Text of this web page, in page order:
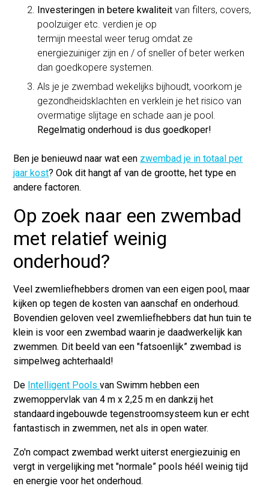
Investeringen in betere kwaliteit van filters, covers,
poolzuiger etc. verdien je op
termijn meestal weer terug omdat ze
energiezuiniger zijn en / of sneller of beter werken
dan goedkopere systemen.
Als je je zwembad wekelijks bijhoudt, voorkom je
gezondheidsklachten en verklein je het risico van
overmatige slijtage en schade aan je pool.
Regelmatig onderhoud is dus goedkoper!
Ben je benieuwd naar wat een zwembad je in totaal per
jaar kost? Ook dit hangt af van de grootte, het type en
andere factoren.
Op zoek naar een zwembad
met relatief weinig
onderhoud?
Veel zwemliefhebbers dromen van een eigen pool, maar
kijken op tegen de kosten van aanschaf en onderhoud.
Bovendien geloven veel zwemliefhebbers dat hun tuin te
klein is voor een zwembad waarin je daadwerkelijk kan
zwemmen. Dit beeld van een "fatsoenlijk” zwembad is
simpelweg achterhaald!
De Intelligent Poolsvan Swimm hebben een
zwemoppervlak van 4 m x 2,25 m en dankzij het
standaard ingebouwde tegenstroomsysteem kun er echt
fantastisch in zwemmen, net als in open water.
Zo'n compact zwembad werkt uiterst energiezuinig en
vergt in vergelijking met "normale” pools héél weinig tijd
en energie voor het onderhoud.